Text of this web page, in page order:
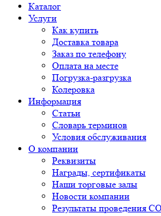
Каталог
Услуги
Как купить
Доставка товара
Заказ по телефону
Оплата на месте
Погрузка-разгрузка
Колеровка
Информация
Статьи
Словарь терминов
Условия обслуживания
О компании
Реквизиты
Награды, сертификаты
Наши торговые залы
Новости компании
Результаты проведения